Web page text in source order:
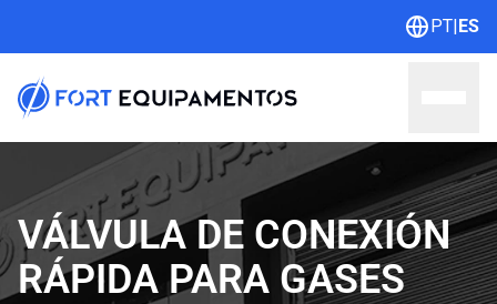
PT|ES
Home
Sobre nosotros
VÁLVULA DE CONEXIÓN
RÁPIDA PARA GASES